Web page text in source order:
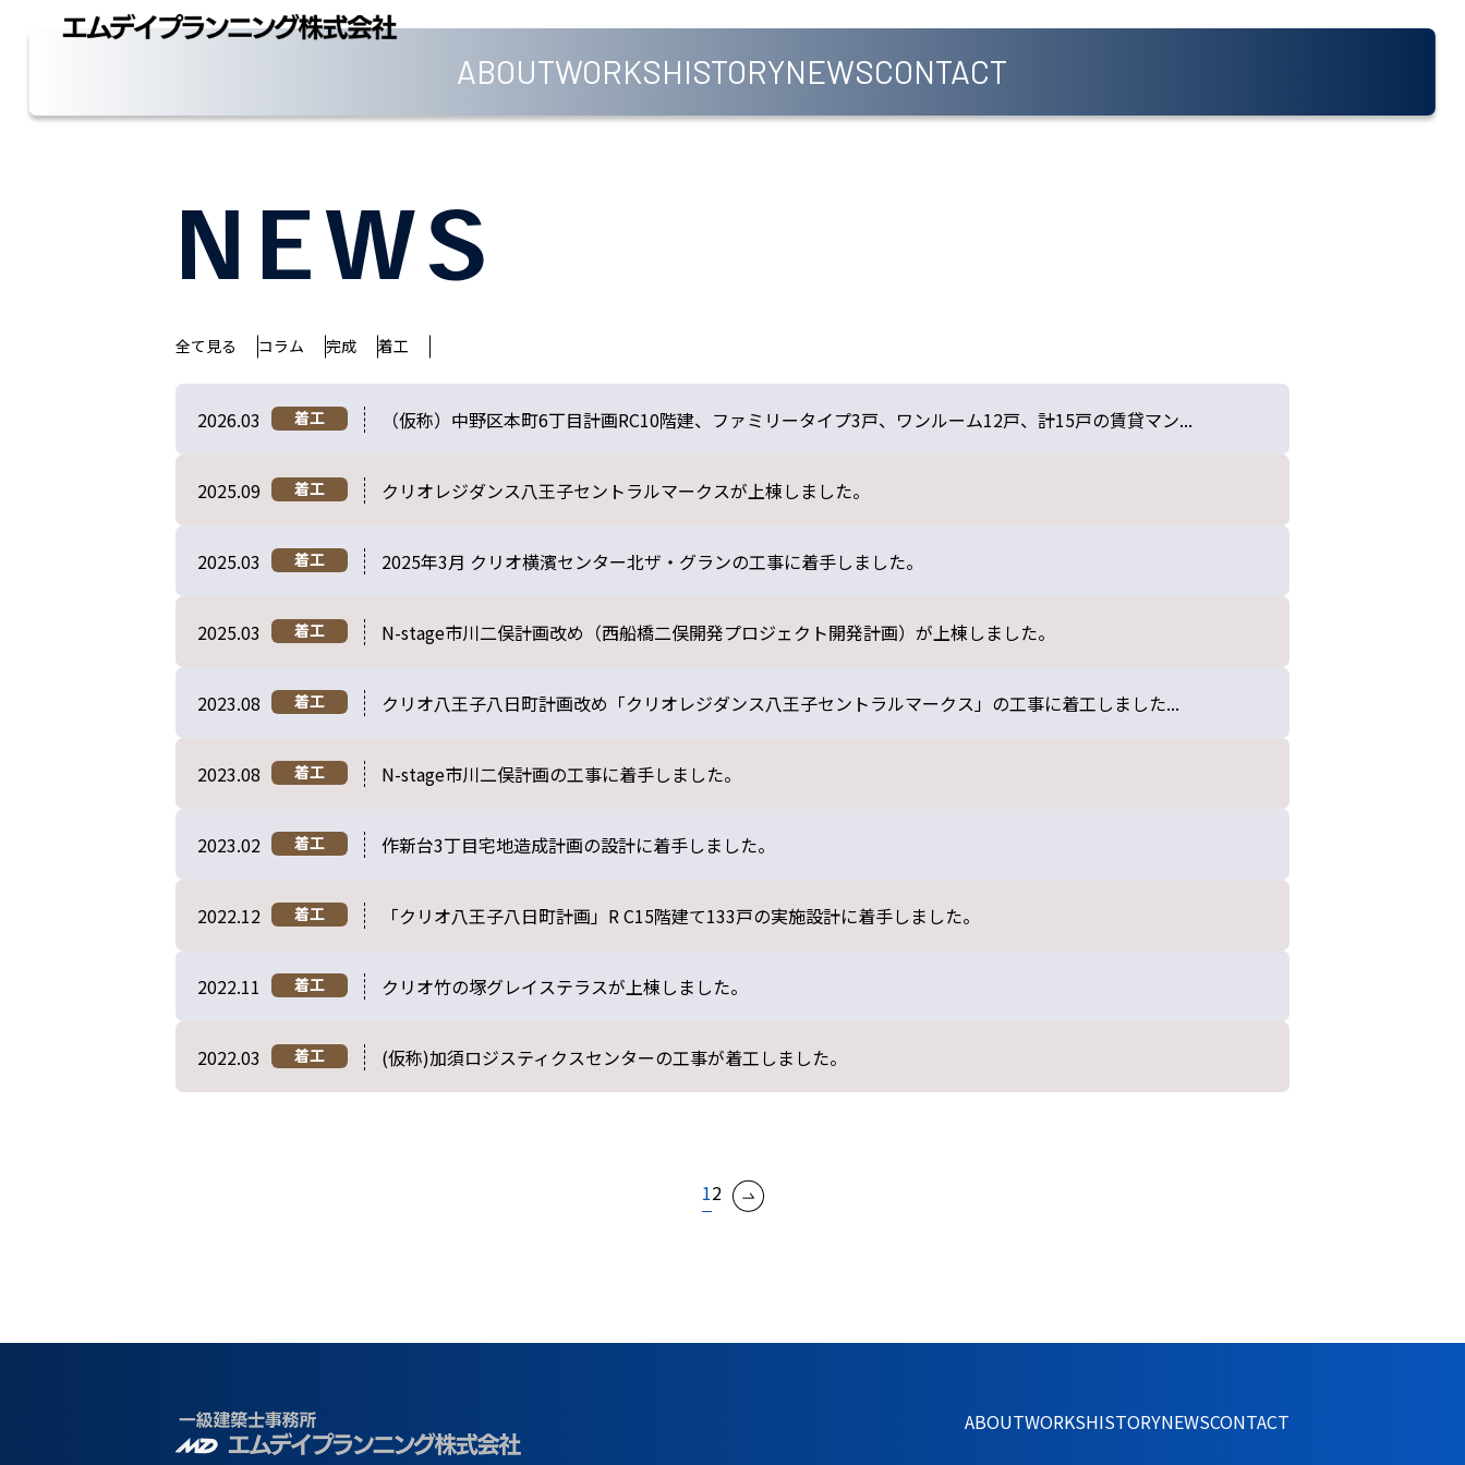
ABOUTWORKSHISTORYNEWSCONTACT
NEWS
全て見る コラム 完成 着工
2026.03 着工 （仮称）中野区本町6丁目計画RC10階建、ファミリータイプ3戸、ワンルーム12戸、計15戸の賃貸マン...
2025.09 着工 クリオレジダンス八王子セントラルマークスが上棟しました。
2025.03 着工 2025年3月 クリオ横濱センター北ザ・グランの工事に着手しました。
2025.03 着工 N-stage市川二俣計画改め（西船橋二俣開発プロジェクト開発計画）が上棟しました。
2023.08 着工 クリオ八王子八日町計画改め「クリオレジダンス八王子セントラルマークス」の工事に着工しました...
2023.08 着工 N-stage市川二俣計画の工事に着手しました。
2023.02 着工 作新台3丁目宅地造成計画の設計に着手しました。
2022.12 着工 「クリオ八王子八日町計画」R C15階建て133戸の実施設計に着手しました。
2022.11 着工 クリオ竹の塚グレイステラスが上棟しました。
2022.03 着工 (仮称)加須ロジスティクスセンターの工事が着工しました。
12
ABOUTWORKSHISTORYNEWSCONTACT